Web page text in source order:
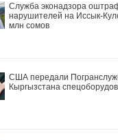
Служба эконадзора
нарушителей на Иссык-
млн сомов
США передали
Кыргызстана